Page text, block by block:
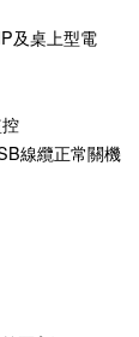
及桌上型電
線纜正常關機